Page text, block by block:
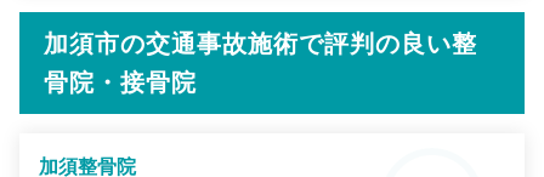
加須市の交通事故施術で評判の良い整
骨院・接骨院
加須整骨院